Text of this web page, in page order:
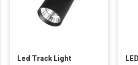
Led Track Light